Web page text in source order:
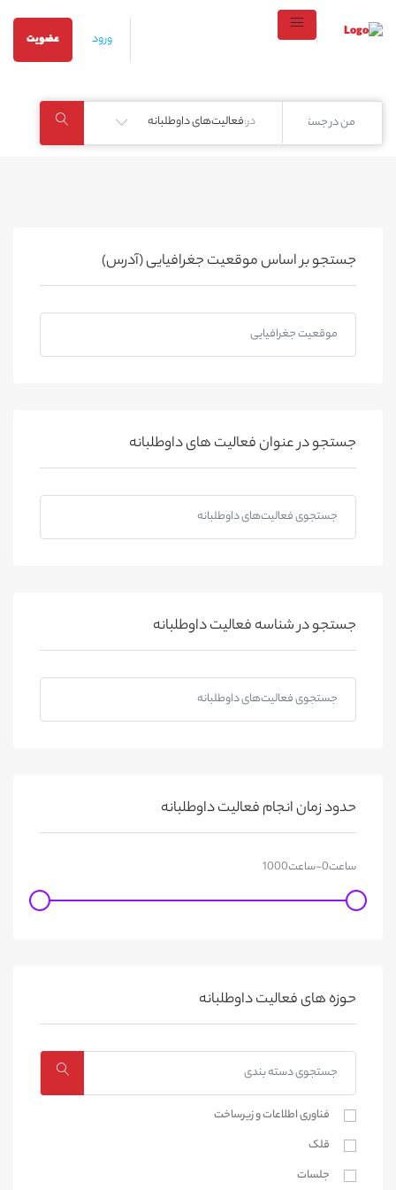
ورود عضویت
در:فعالیت‌های داوطلبانه
جستجو بر اساس موقعیت جغرافیایی (آدرس)
جستجو در عنوان فعالیت های داوطلبانه
جستجو در شناسه فعالیت داوطلبانه
حدود زمان انجام فعالیت داوطلبانه
حوزه های فعالیت داوطلبانه
فناوری اطلاعات و زیرساخت
قلک
جلسات